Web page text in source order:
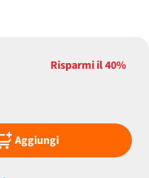
Risparmi il40%
Aggiungi